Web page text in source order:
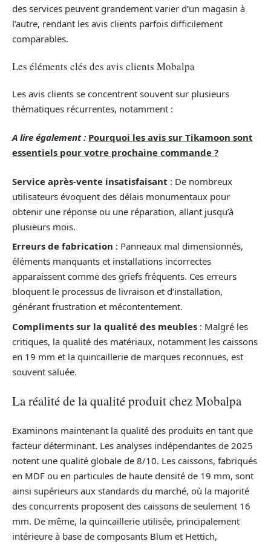
des services peuvent grandement varier d’un magasin à
l’autre, rendant les avis clients parfois difficilement
comparables.
Les éléments clés des avis clients Mobalpa
Les avis clients se concentrent souvent sur plusieurs
thématiques récurrentes, notamment :
A lire également : Pourquoi les avis sur Tikamoon sont
essentiels pour votre prochaine commande ?
Service après-vente insatisfaisant : De nombreux
utilisateurs évoquent des délais monumentaux pour
obtenir une réponse ou une réparation, allant jusqu’à
plusieurs mois.
Erreurs de fabrication : Panneaux mal dimensionnés,
éléments manquants et installations incorrectes
apparaissent comme des griefs fréquents. Ces erreurs
bloquent le processus de livraison et d’installation,
générant frustration et mécontentement.
Compliments sur la qualité des meubles : Malgré les
critiques, la qualité des matériaux, notamment les caissons
en 19 mm et la quincaillerie de marques reconnues, est
souvent saluée.
La réalité de la qualité produit chez Mobalpa
Examinons maintenant la qualité des produits en tant que
facteur déterminant. Les analyses indépendantes de 2025
notent une qualité globale de 8/10. Les caissons, fabriqués
en MDF ou en particules de haute densité de 19 mm, sont
ainsi supérieurs aux standards du marché, où la majorité
des concurrents proposent des caissons de seulement 16
mm. De même, la quincaillerie utilisée, principalement
intérieure à base de composants Blum et Hettich,